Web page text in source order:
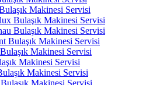
Makinesi Servisi
Bulaşık Makinesi Servisi
Bulaşık Makinesi Servisi
Bulaşık Makinesi Servisi
Makinesi Servisi
Makinesi Servisi
Makinesi Servisi
Makinesi Servisi